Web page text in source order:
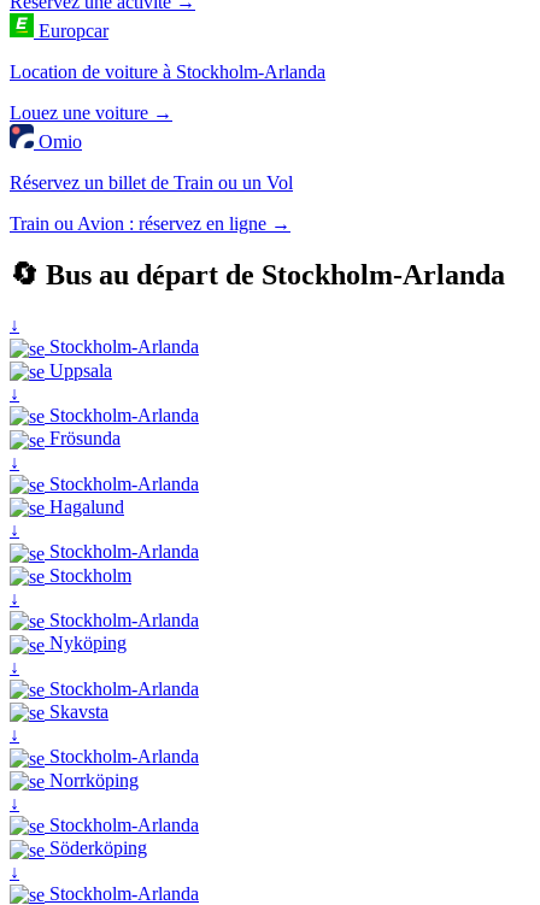
Europcar
Location de voiture à Stockholm-Arlanda
Louez une voiture →
Omio
Réservez un billet de Train ou un Vol
Train ou Avion : réservez en ligne →
🔄 Bus au départ de Stockholm-Arlanda
↓
Stockholm-Arlanda
Uppsala
↓
Stockholm-Arlanda
Frösunda
↓
Stockholm-Arlanda
Hagalund
↓
Stockholm-Arlanda
Stockholm
↓
Stockholm-Arlanda
Nyköping
↓
Stockholm-Arlanda
Skavsta
↓
Stockholm-Arlanda
Norrköping
↓
Stockholm-Arlanda
Söderköping
↓
Stockholm-Arlanda